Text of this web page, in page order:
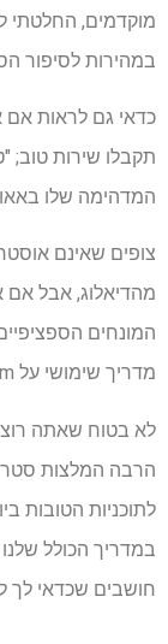
מוקדמים, החלטתי
במהירות לסיפור
כדאי גם לראות
תקבלו שירות טוב;
המדהימה שלו
צופים שאינם
מהדיאלוג, אבל אם
המונחים
מדריך שימושי על Tudum כדי שתוכל להישאר עד מְהִירוּת.
לא בטוח שאתה רוצה
הרבה המלצות
במדריך הכולל
חושבים שכדאי לך